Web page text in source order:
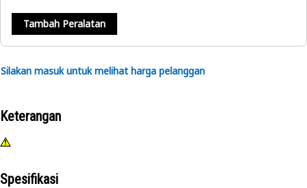
Tambah Peralatan
Silakan masuk untuk melihat harga pelanggan
Keterangan
Spesifikasi